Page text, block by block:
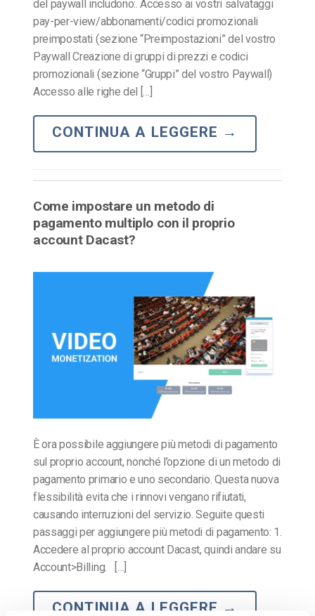
del paywall includono:. Accesso ai vostri salvataggi
pay-per-view/abbonamenti/codici promozionali
preimpostati (sezione “Preimpostazioni” del vostro
Paywall Creazione di gruppi di prezzi e codici
promozionali (sezione “Gruppi” del vostro Paywall)
Accesso alle righe del […]
CONTINUA A LEGGERE →
Come impostare un metodo di
pagamento multiplo con il proprio
account Dacast?
È ora possibile aggiungere più metodi di pagamento
sul proprio account, nonché l’opzione di un metodo di
pagamento primario e uno secondario. Questa nuova
flessibilità evita che i rinnovi vengano rifiutati,
causando interruzioni del servizio. Seguite questi
passaggi per aggiungere più metodi di pagamento: 1.
Accedere al proprio account Dacast, quindi andare su
Account>Billing. […]
CONTINUA A LEGGERE →